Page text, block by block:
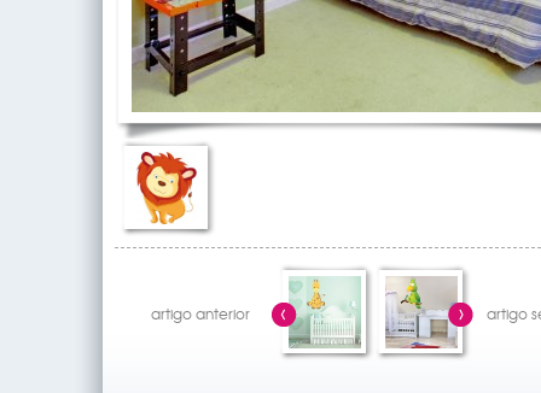
artigo anterior artigo